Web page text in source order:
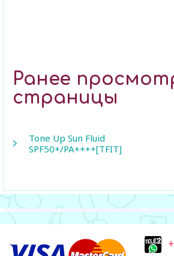
Ранее
страницы
Tone Up Sun Fluid
SPF50+/PA++++[TFIT]